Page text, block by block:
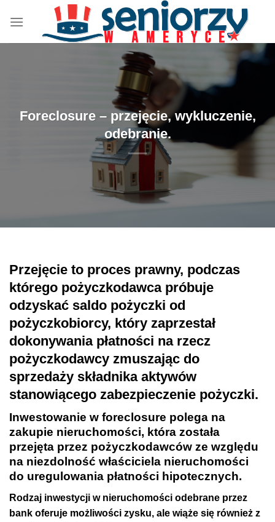
zawartości
Foreclosure – przejęcie, wykluczenie,
odebranie.
Przejęcie to proces prawny, podczas
którego pożyczkodawca próbuje
odzyskać saldo pożyczki od
pożyczkobiorcy, który zaprzestał
dokonywania płatności na rzecz
pożyczkodawcy zmuszając do
sprzedaży składnika aktywów
stanowiącego zabezpieczenie pożyczki.
Inwestowanie w foreclosure polega na
zakupie nieruchomości, która została
przejęta przez pożyczkodawców ze względu
na niezdolność właściciela nieruchomości
do uregulowania płatności hipotecznych.
Rodzaj inwestycji w nieruchomości odebrane przez
bank oferuje możliwości zysku, ale wiąże się również z